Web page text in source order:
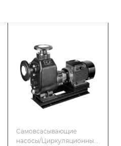
Самовсасывающие
насосы/Циркуляционные